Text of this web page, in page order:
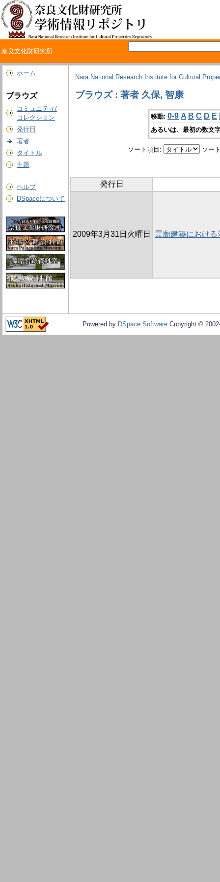
奈良文化財研究所
ホーム
ブラウズ
コミュニティ/
コレクション
発行日
著者
タイトル
主題
ヘルプ
DSpaceについて
Nara National Research Institute for Cultural
ブラウズ : 著者 久保, 智康
移動: 0-9 A B C D E
あるいは、最初の数文
ソート項目: ソー
発行日
2009年3月31日火曜日 霊廟建築におけ
Powered by DSpace Software Copyright ©